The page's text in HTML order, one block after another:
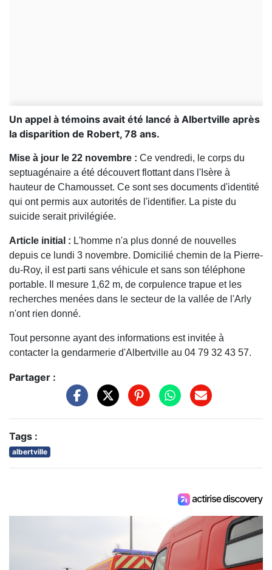
Un appel à témoins avait été lancé à Albertville après
la disparition de Robert, 78 ans.
Mise à jour le 22 novembre : Ce vendredi, le corps du
septuagénaire a été découvert flottant dans l'Isère à
hauteur de Chamousset. Ce sont ses documents d'identité
qui ont permis aux autorités de l'identifier. La piste du
suicide serait privilégiée.
Article initial : L'homme n'a plus donné de nouvelles
depuis ce lundi 3 novembre. Domicilié chemin de la Pierre-
du-Roy, il est parti sans véhicule et sans son téléphone
portable. Il mesure 1,62 m, de corpulence trapue et les
recherches menées dans le secteur de la vallée de l'Arly
n'ont rien donné.
Tout personne ayant des informations est invitée à
contacter la gendarmerie d'Albertville au 04 79 32 43 57.
Partager :
Tags :
albertville